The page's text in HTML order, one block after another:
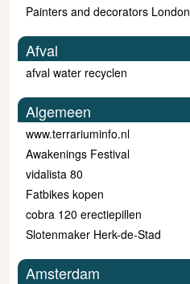
Painters and decorators London
Afval
afval water recyclen
Algemeen
www.terrariuminfo.nl
Awakenings Festival
vidalista 80
Fatbikes kopen
cobra 120 erectiepillen
Slotenmaker Herk-de-Stad
Amsterdam